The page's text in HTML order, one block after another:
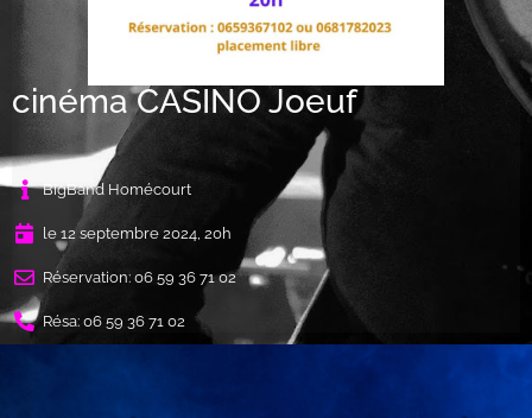
cinéma CASINO Joeuf
BigBand Homécourt
le 12 septembre 2024, 20h
Réservation: 06 59 36 71 02
Résa:06 59 36 71 02